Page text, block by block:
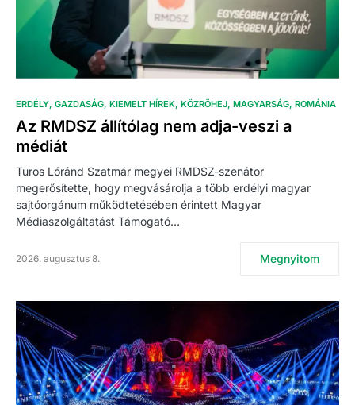
ERDÉLY GAZDASÁG KIEMELT HÍREK KÖZRÖHEJ MAGYARSÁG ROMÁNIA
Az RMDSZ állítólag nem adja-veszi a
médiát
Turos Lóránd Szatmár megyei RMDSZ-szenátor
megerősítette, hogy megvásárolja a több erdélyi magyar
sajtóorgánum működtetésében érintett Magyar
Médiaszolgáltatást Támogató…
2026. augusztus 8. Megnyitom